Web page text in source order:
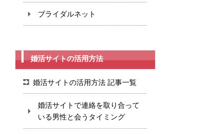
ブライダルネット
婚活サイトの活用方法
婚活サイトの活用方法 記事一覧
婚活サイトで連絡を取り合って
いる男性と会うタイミング